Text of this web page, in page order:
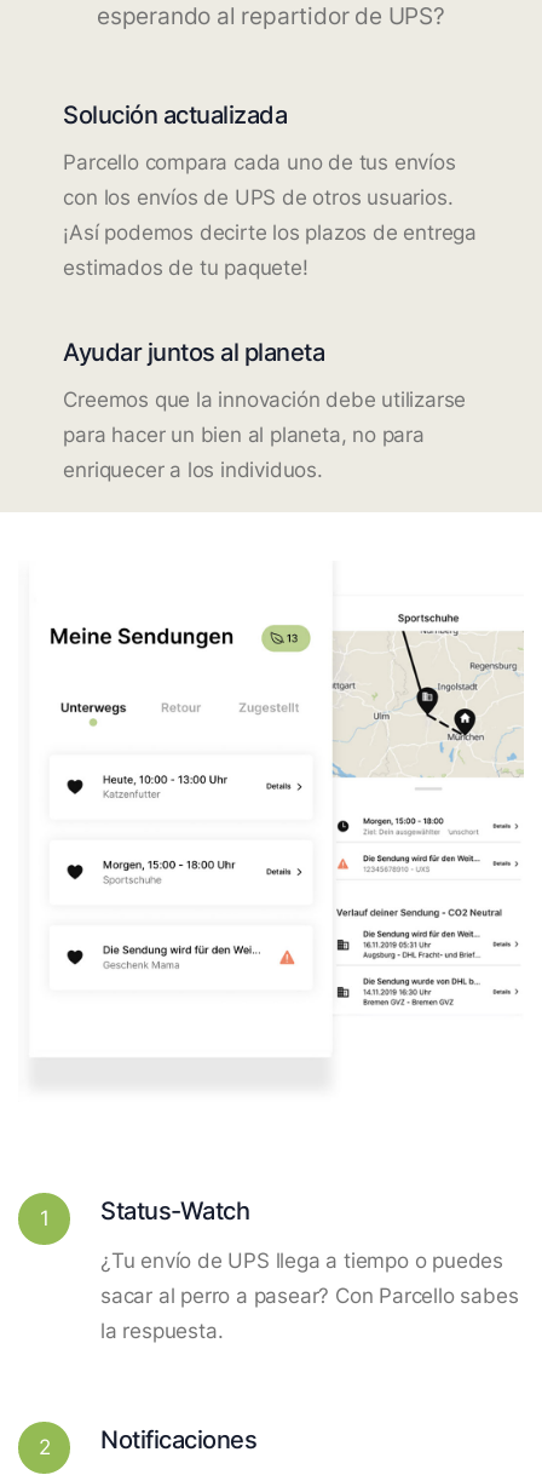
esperando al repartidor de UPS?
Solución actualizada
Parcello compara cada uno de tus envíos
con los envíos de UPS de otros usuarios.
¡Así podemos decirte los plazos de entrega
estimados de tu paquete!
Ayudar juntos al planeta
Creemos que la innovación debe utilizarse
para hacer un bien al planeta, no para
enriquecer a los individuos.
1 Status-Watch
¿Tu envío de UPS llega a tiempo o puedes
sacar al perro a pasear? Con Parcello sabes
la respuesta.
2 Notificaciones